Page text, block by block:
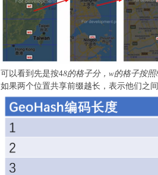
可以看到先是按48的格子分，w的格子按照
如果两个位置共享前缀越长，表示他们之